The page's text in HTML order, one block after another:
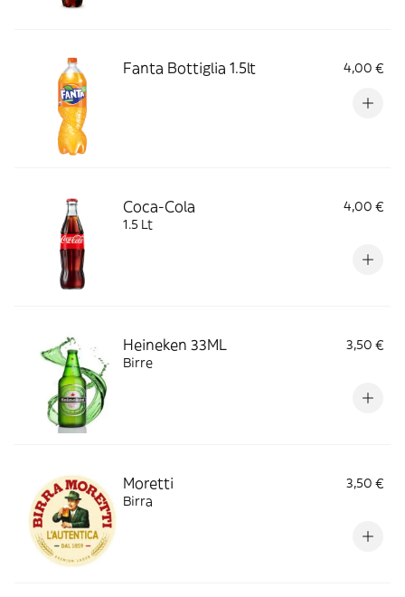
Fanta Bottiglia 1.5lt 4,00 €
Coca-Cola
4,00 €
1.5 Lt
Heineken 33ML
3,50 €
Birre
Moretti
3,50 €
Birra